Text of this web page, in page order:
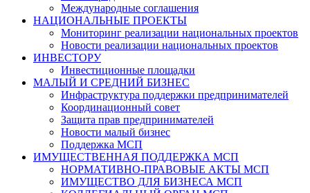
Международные соглашения
НАЦИОНАЛЬНЫЕ ПРОЕКТЫ
Мониторинг реализации национальных проектов
Новости реализации национальных проектов
ИНВЕСТОРУ
Инвестиционные площадки
МАЛЫЙ И СРЕДНИЙ БИЗНЕС
Инфраструктура поддержки предпринимателей
Координационный совет
Защита прав предпринимателей
Новости малый бизнес
Поддержка МСП
ИМУЩЕСТВЕННАЯ ПОДДЕРЖКА МСП
НОРМАТИВНО-ПРАВОВЫЕ АКТЫ МСП
ИМУЩЕСТВО ДЛЯ БИЗНЕСА МСП